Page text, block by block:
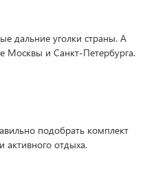
дальние уголки страны. А
Москвы и Санкт-Петербурга.
подобрать комплект
активного отдыха.